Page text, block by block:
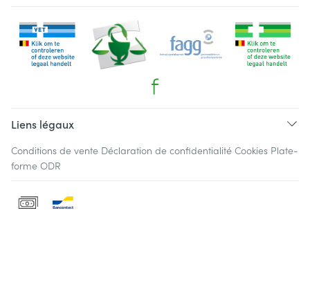
Liens légaux
Conditions de vente Déclaration de confidentialité Cookies Plate-
forme ODR